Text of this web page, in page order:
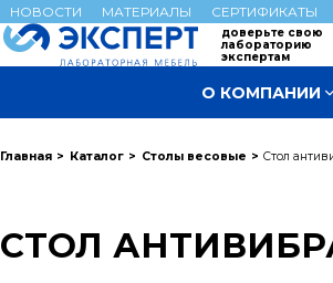
НОВОСТИ МАТЕРИАЛЫ СЕРТИФИКАТЫ
доверьте свою
лабораторию
экспертам
О КОМПАНИИ
Главная Каталог Столы весовые Стол
СТОЛ